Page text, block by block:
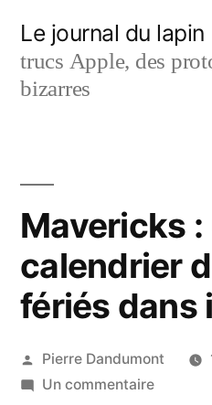
contenu
Le journal du lapin
trucs Apple, des
bizarres
Mavericks :
calendrier
fériés dans
Publié
par
Pierre Dandumont
Un commentairesur